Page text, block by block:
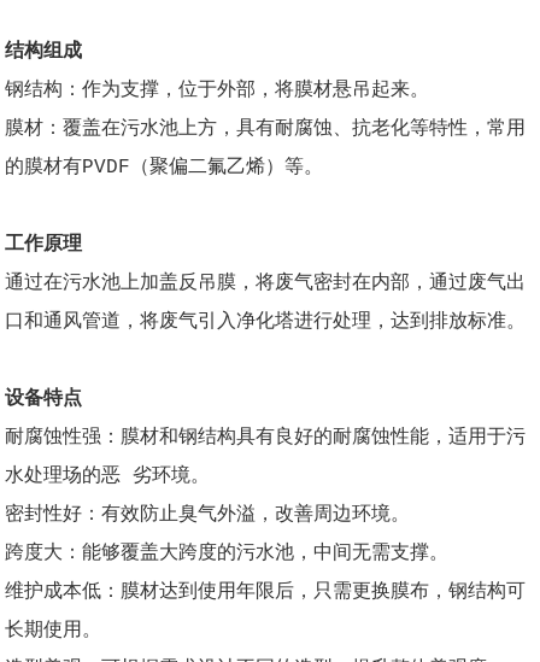
结构组成
钢结构：作为支撑，位于外部，将膜材悬吊起来。
膜材：覆盖在污水池上方，具有耐腐蚀、抗老化等特性，常用
的膜材有PVDF（聚偏二氟乙烯）等。
工作原理
通过在污水池上加盖反吊膜，将废气密封在内部，通过废气出
口和通风管道，将废气引入净化塔进行处理，达到排放标准。
设备特点
耐腐蚀性强：膜材和钢结构具有良好的耐腐蚀性能，适用于污
水处理场的恶 劣环境。
密封性好：有效防止臭气外溢，改善周边环境。
跨度大：能够覆盖大跨度的污水池，中间无需支撑。
维护成本低：膜材达到使用年限后，只需更换膜布，钢结构可
长期使用。